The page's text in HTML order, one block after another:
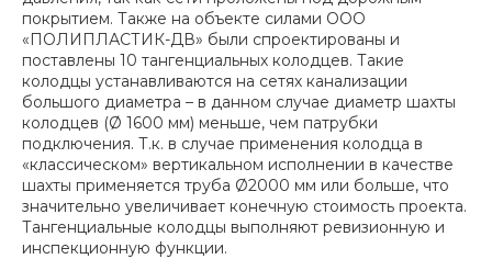
покрытием. Также на объекте силами ООО
«ПОЛИПЛАСТИК-ДВ» были спроектированы и
поставлены 10 тангенциальных колодцев. Такие
колодцы устанавливаются на сетях канализации
большого диаметра – в данном случае диаметр шахты
колодцев (Ø 1600 мм) меньше, чем патрубки
подключения. Т.к. в случае применения колодца в
«классическом» вертикальном исполнении в качестве
шахты применяется труба Ø2000 мм или больше, что
значительно увеличивает конечную стоимость проекта.
Тангенциальные колодцы выполняют ревизионную и
инспекционную функции.